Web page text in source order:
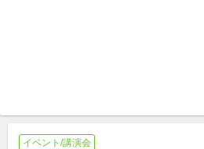
イベント/講演会